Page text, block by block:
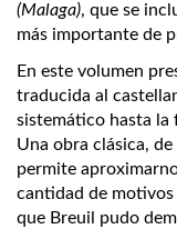
(Malaga), que se
más importante de
En este volumen
traducida al
sistemático hasta la
Una obra clásica,
permite
cantidad de
que Breuil pudo